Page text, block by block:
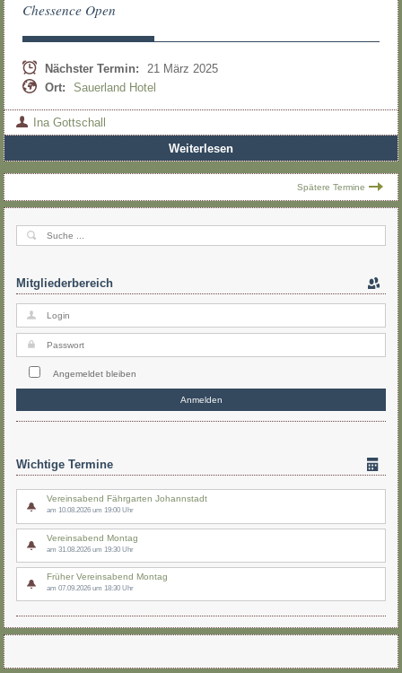
Chessence Open
Nächster Termin:
21 März 2025
Ort:
Sauerland Hotel
Ina Gottschall
Weiterlesen
Spätere Termine
Mitgliederbereich
Angemeldet bleiben
Wichtige Termine
Vereinsabend Fährgarten Johannstadt
am 10.08.2026 um 19:00 Uhr
Vereinsabend Montag
am 31.08.2026 um 19:30 Uhr
Früher Vereinsabend Montag
am 07.09.2026 um 18:30 Uhr